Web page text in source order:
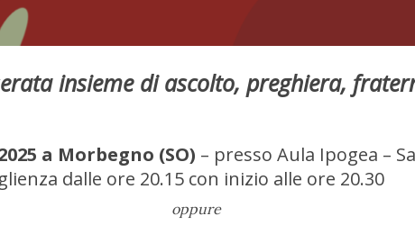
insieme di ascolto, preghiera,
a Morbegno (SO) – presso Aula Ipogea –
dalle ore 20.15 con inizio alle ore 20.30
oppure